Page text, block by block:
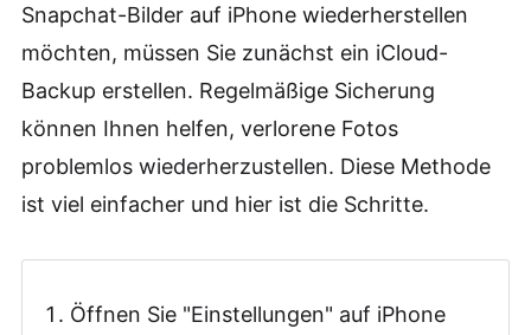
Snapchat-Bilder auf iPhone wiederherstellen
möchten, müssen Sie zunächst ein iCloud-
Backup erstellen. Regelmäßige Sicherung
können Ihnen helfen, verlorene Fotos
problemlos wiederherzustellen. Diese Methode
ist viel einfacher und hier ist die Schritte.
Öffnen Sie "Einstellungen" auf iPhone